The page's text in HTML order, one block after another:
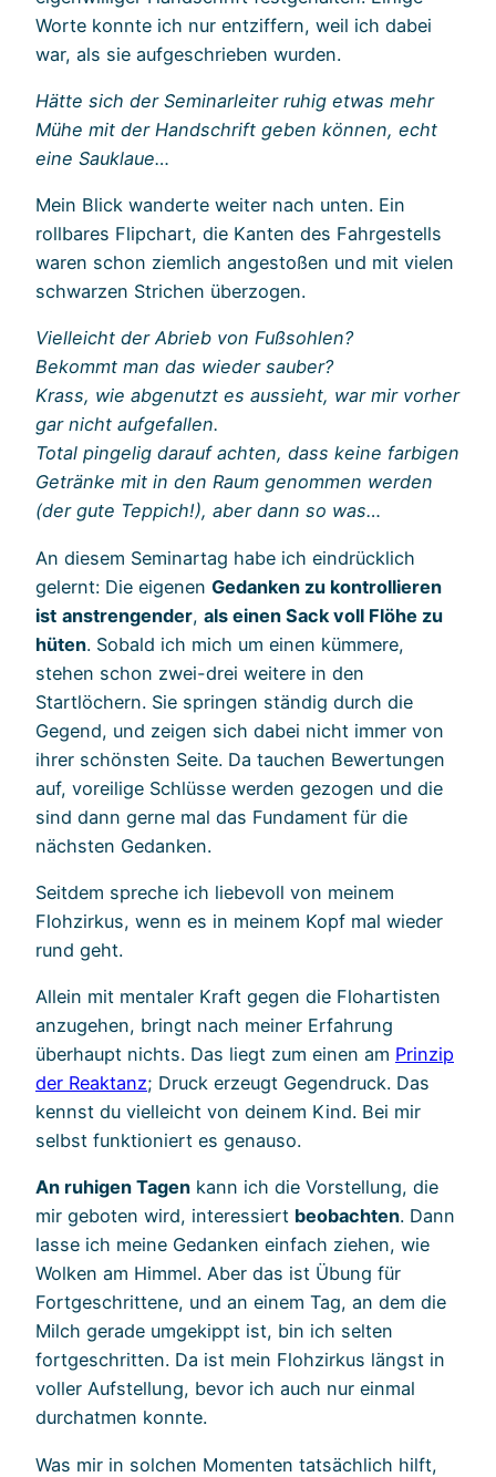
Worte konnte ich nur entziffern, weil ich dabei
war, als sie aufgeschrieben wurden.
Hätte sich der Seminarleiter ruhig etwas mehr
Mühe mit der Handschrift geben können, echt
eine Sauklaue…
Mein Blick wanderte weiter nach unten. Ein
rollbares Flipchart, die Kanten des Fahrgestells
waren schon ziemlich angestoßen und mit vielen
schwarzen Strichen überzogen.
Vielleicht der Abrieb von Fußsohlen?
Bekommt man das wieder sauber?
Krass, wie abgenutzt es aussieht, war mir vorher
gar nicht aufgefallen.
Total pingelig darauf achten, dass keine farbigen
Getränke mit in den Raum genommen werden
(der gute Teppich!), aber dann so was…
An diesem Seminartag habe ich eindrücklich
gelernt: Die eigenen Gedanken zu kontrollieren
ist anstrengender, als einen Sack voll Flöhe zu
hüten. Sobald ich mich um einen kümmere,
stehen schon zwei-drei weitere in den
Startlöchern. Sie springen ständig durch die
Gegend, und zeigen sich dabei nicht immer von
ihrer schönsten Seite. Da tauchen Bewertungen
auf, voreilige Schlüsse werden gezogen und die
sind dann gerne mal das Fundament für die
nächsten Gedanken.
Seitdem spreche ich liebevoll von meinem
Flohzirkus, wenn es in meinem Kopf mal wieder
rund geht.
Allein mit mentaler Kraft gegen die Flohartisten
anzugehen, bringt nach meiner Erfahrung
überhaupt nichts. Das liegt zum einen am Prinzip
der Reaktanz; Druck erzeugt Gegendruck. Das
kennst du vielleicht von deinem Kind. Bei mir
selbst funktioniert es genauso.
An ruhigen Tagen kann ich die Vorstellung, die
mir geboten wird, interessiert beobachten. Dann
lasse ich meine Gedanken einfach ziehen, wie
Wolken am Himmel. Aber das ist Übung für
Fortgeschrittene, und an einem Tag, an dem die
Milch gerade umgekippt ist, bin ich selten
fortgeschritten. Da ist mein Flohzirkus längst in
voller Aufstellung, bevor ich auch nur einmal
durchatmen konnte.
Was mir in solchen Momenten tatsächlich hilft,